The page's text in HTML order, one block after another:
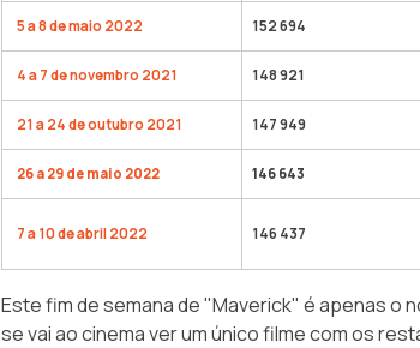
5 a 8 de maio 2022 152 694
4 a 7 de novembro 2021 148 921
21 a 24 de outubro 2021 147 949
26 a 29 de maio 2022 146 643
7 a 10 de abril 2022 146 437
Este fim de semana de "Maverick" é apenas o
se vai ao cinema ver um único filme com os